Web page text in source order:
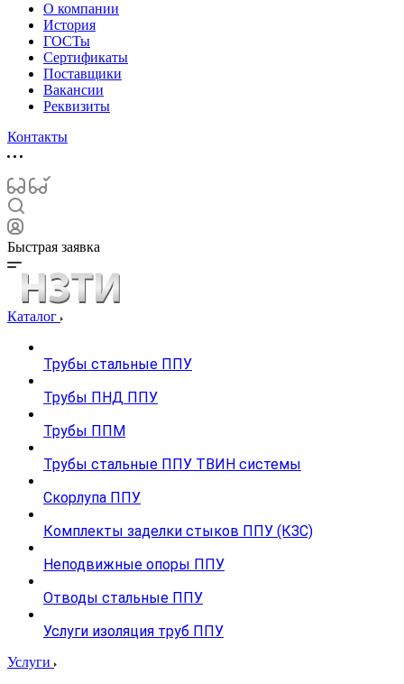
О компании
История
ГОСТы
Сертификаты
Поставщики
Вакансии
Реквизиты
Контакты
Быстрая заявка
Каталог
Трубы стальные ППУ
Трубы ПНД ППУ
Трубы ППМ
Трубы стальные ППУ ТВИН системы
Скорлупа ППУ
Комплекты заделки стыков ППУ (КЗС)
Неподвижные опоры ППУ
Отводы стальные ППУ
Услуги изоляция труб ППУ
Услуги